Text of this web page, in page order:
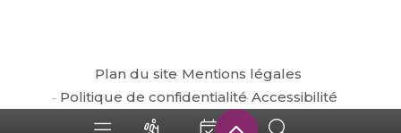
Plan du site Mentions légales
Politique de confidentialité Accessibilité